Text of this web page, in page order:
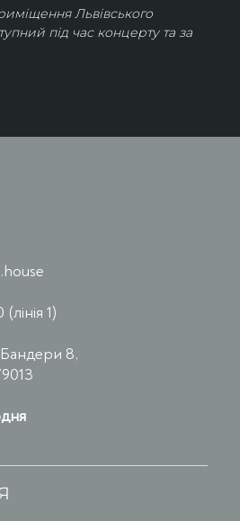
Львівського
під час концерту та за
1)
8,